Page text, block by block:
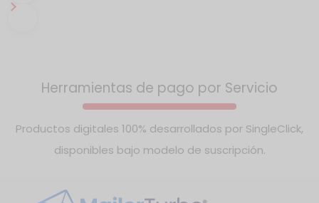
Herramientas de pago por Servicio
Productos digitales 100% desarrollados por SingleClick,
disponibles bajo modelo de suscripción.